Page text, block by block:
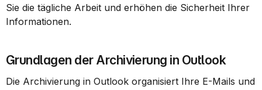
Sie die tägliche Arbeit und erhöhen die Sicherheit Ihrer
Informationen.
Grundlagen der Archivierung in Outlook
Die Archivierung in Outlook organisiert Ihre E-Mails und